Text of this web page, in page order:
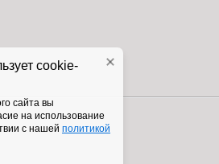
cookie-
сайта вы
на использование
с нашей политикой